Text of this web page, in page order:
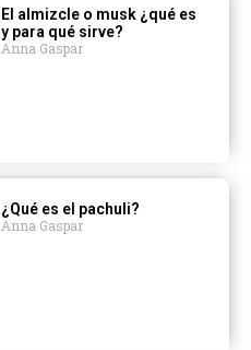
El almizcle o musk ¿qué es
y para qué sirve?
Anna Gaspar
¿Qué es el pachuli?
Anna Gaspar